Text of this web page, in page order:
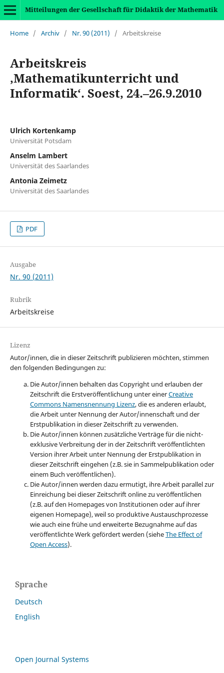
Mitteilungen der Gesellschaft für Didaktik der Mathematik
Home / Archiv / Nr. 90 (2011) / Arbeitskreise
Arbeitskreis
,Mathematikunterricht und
Informatik‘. Soest, 24.–26.9.2010
Ulrich Kortenkamp
Universität Potsdam
Anselm Lambert
Universität des Saarlandes
Antonia Zeimetz
Universität des Saarlandes
PDF
Ausgabe
Nr. 90 (2011)
Rubrik
Arbeitskreise
Lizenz
Autor/innen, die in dieser Zeitschrift publizieren möchten, stimmen
den folgenden Bedingungen zu:
Die Autor/innen behalten das Copyright und erlauben der
Zeitschrift die Erstveröffentlichung unter einerCreative
Commons Namensnennung Lizenz, die es anderen erlaubt,
die Arbeit unter Nennung der Autor/innenschaft und der
Erstpublikation in dieser Zeitschrift zu verwenden.
Die Autor/innen können zusätzliche Verträge für die nicht-
exklusive Verbreitung der in der Zeitschrift veröffentlichten
Version ihrer Arbeit unter Nennung der Erstpublikation in
dieser Zeitschrift eingehen (z.B. sie in Sammelpublikation oder
einem Buch veröffentlichen).
Die Autor/innen werden dazu ermutigt, ihre Arbeit parallel zur
Einreichung bei dieser Zeitschrift online zu veröffentlichen
(z.B. auf den Homepages von Institutionen oder auf ihrer
eigenen Homepage), weil so produktive Austauschprozesse
wie auch eine frühe und erweiterte Bezugnahme auf das
veröffentlichte Werk gefördert werden (sieheThe Effect of
Open Access).
Sprache
Deutsch
English
Open Journal Systems